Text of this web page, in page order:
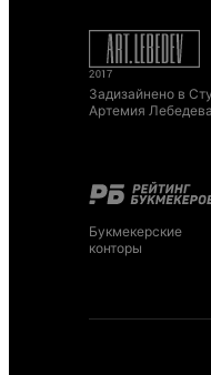
Задизайнено в
Артемия Лебедева
Букмекерские
конторы